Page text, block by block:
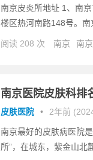
南京皮炎所地址 1、南
楼区热河南路148号。南
阅读 208 次 南京 南
南京医院皮肤科排
皮肤医院 • 2年前
南京最好的皮肤病医院
所”，在城东，紫金山北